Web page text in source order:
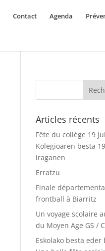
Contact Agenda
Articles récents
Fête du collège 19
Kolegioaren besta
iraganen
Erratzu
Finale
frontball à Biarritz
Un voyage scolaire
du Moyen Age GS /
Eskolako besta eder